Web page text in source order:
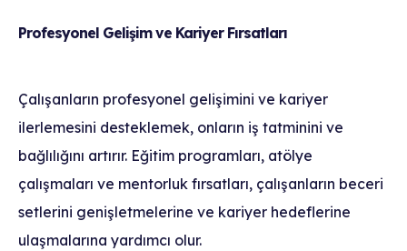
Profesyonel Gelişim ve Kariyer Fırsatları
Çalışanların profesyonel gelişimini ve kariyer
ilerlemesini desteklemek, onların iş tatminini ve
bağlılığını artırır. Eğitim programları, atölye
çalışmaları ve mentorluk fırsatları, çalışanların beceri
setlerini genişletmelerine ve kariyer hedeflerine
ulaşmalarına yardımcı olur.